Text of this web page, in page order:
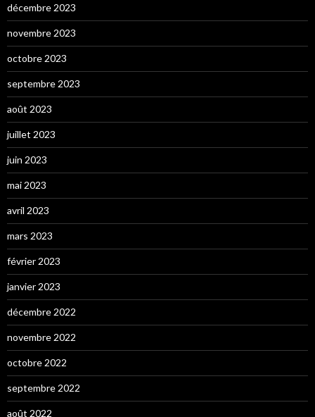
décembre 2023
novembre 2023
octobre 2023
septembre 2023
août 2023
juillet 2023
juin 2023
mai 2023
avril 2023
mars 2023
février 2023
janvier 2023
décembre 2022
novembre 2022
octobre 2022
septembre 2022
août 2022